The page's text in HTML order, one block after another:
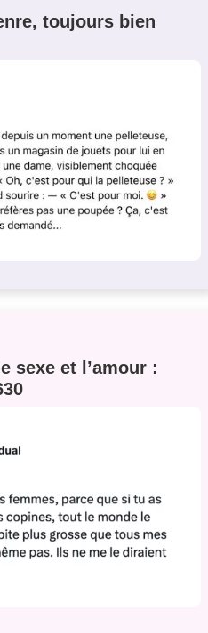
toujours bien
sexe et l’amour :